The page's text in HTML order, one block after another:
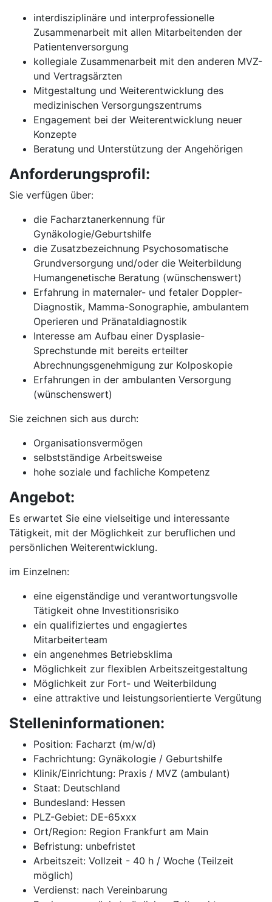
interdisziplinäre und interprofessionelle
Zusammenarbeit mit allen Mitarbeitenden der
Patientenversorgung
kollegiale Zusammenarbeit mit den anderen MVZ-
und Vertragsärzten
Mitgestaltung und Weiterentwicklung des
medizinischen Versorgungszentrums
Engagement bei der Weiterentwicklung neuer
Konzepte
Beratung und Unterstützung der Angehörigen
Anforderungsprofil:
Sie verfügen über:
die Facharztanerkennung für
Gynäkologie/Geburtshilfe
die Zusatzbezeichnung Psychosomatische
Grundversorgung und/oder die Weiterbildung
Humangenetische Beratung (wünschenswert)
Erfahrung in maternaler- und fetaler Doppler-
Diagnostik, Mamma-Sonographie, ambulantem
Operieren und Pränataldiagnostik
Interesse am Aufbau einer Dysplasie-
Sprechstunde mit bereits erteilter
Abrechnungsgenehmigung zur Kolposkopie
Erfahrungen in der ambulanten Versorgung
(wünschenswert)
Sie zeichnen sich aus durch:
Organisationsvermögen
selbstständige Arbeitsweise
hohe soziale und fachliche Kompetenz
Angebot:
Es erwartet Sie eine vielseitige und interessante
Tätigkeit, mit der Möglichkeit zur beruflichen und
persönlichen Weiterentwicklung.
im Einzelnen:
eine eigenständige und verantwortungsvolle
Tätigkeit ohne Investitionsrisiko
ein qualifiziertes und engagiertes
Mitarbeiterteam
ein angenehmes Betriebsklima
Möglichkeit zur flexiblen Arbeitszeitgestaltung
Möglichkeit zur Fort- und Weiterbildung
eine attraktive und leistungsorientierte Vergütung
Stelleninformationen:
Position: Facharzt (m/w/d)
Fachrichtung: Gynäkologie / Geburtshilfe
Klinik/Einrichtung: Praxis / MVZ (ambulant)
Staat: Deutschland
Bundesland: Hessen
PLZ-Gebiet: DE-65xxx
Ort/Region: Region Frankfurt am Main
Befristung: unbefristet
Arbeitszeit: Vollzeit - 40 h / Woche (Teilzeit
möglich)
Verdienst: nach Vereinbarung